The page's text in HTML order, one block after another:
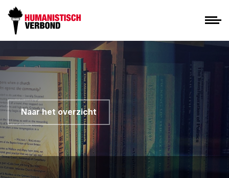
Naar het overzicht